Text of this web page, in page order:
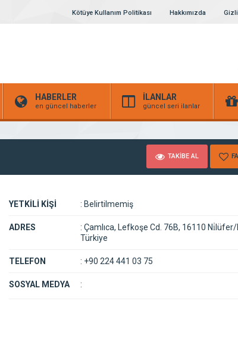
Kötüye Kullanım Politikası Hakkımızda
HABERLER
en güncel haberler
İLANLAR
güncel seri ilanlar
TAKİBE AL
YETKİLİ KİŞİ : Belirtilmemiş
ADRES : Çamlıca, Lefkoşe Cd. 76B, 16110
Türkiye
TELEFON : +90 224 441 03 75
SOSYAL MEDYA :